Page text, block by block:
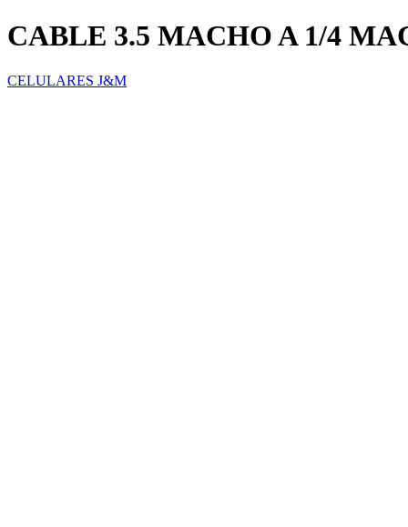
CABLE 3.5 MACHO A 1/4
CELULARES J&M